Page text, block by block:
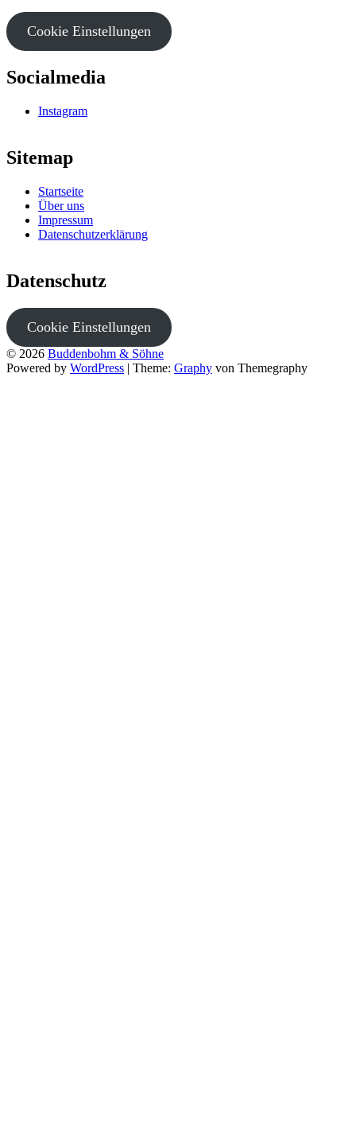
Cookie Einstellungen
Socialmedia
Instagram
Sitemap
Startseite
Über uns
Impressum
Datenschutzerklärung
Datenschutz
Cookie Einstellungen
© 2026 Buddenbohm & Söhne
Powered by WordPress | Theme: Graphy von Themegraphy